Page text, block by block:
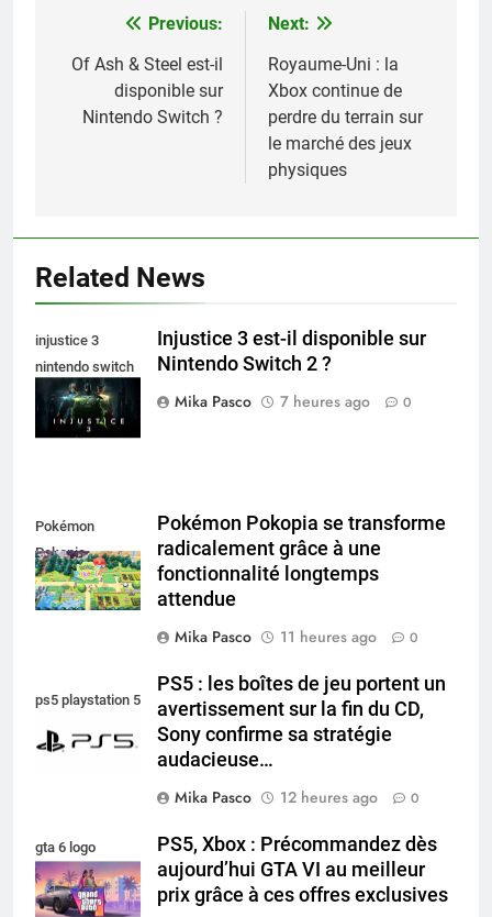
Navigation
de
l’article
Previous:
Of Ash & Steel est-il
disponible sur
Nintendo Switch ?
Next:
Royaume-Uni : la
Xbox continue de
perdre du terrain sur
le marché des jeux
physiques
Related News
injustice 3
nintendo switch
Injustice 3 est-il disponible sur
Nintendo Switch 2 ?
Mika Pasco
7 heures ago 0
Pokémon
Pokopia
Pokémon Pokopia se transforme
radicalement grâce à une
fonctionnalité longtemps
attendue
Mika Pasco
11 heures ago 0
ps5 playstation 5
PS5 : les boîtes de jeu portent un
avertissement sur la fin du CD,
Sony confirme sa stratégie
audacieuse…
Mika Pasco
12 heures ago 0
gta 6 logo
PS5, Xbox : Précommandez dès
aujourd’hui GTA VI au meilleur
prix grâce à ces offres exclusives